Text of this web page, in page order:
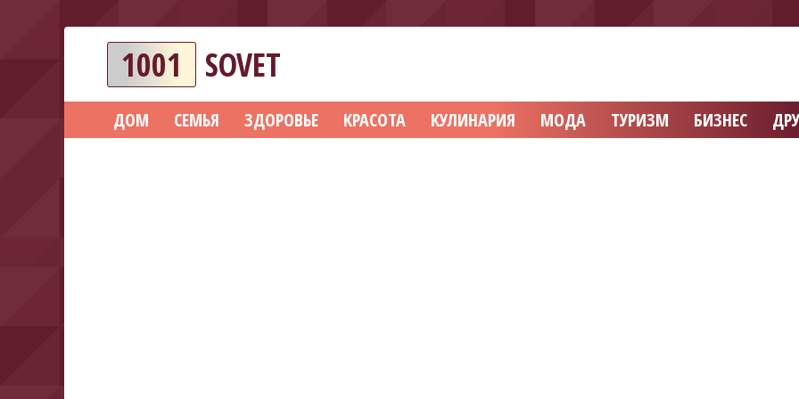
1001 SOVET
ДОМ СЕМЬЯ ЗДОРОВЬЕ КРАСОТА КУЛИНАРИЯ МОДА ТУРИЗМ БИЗНЕС